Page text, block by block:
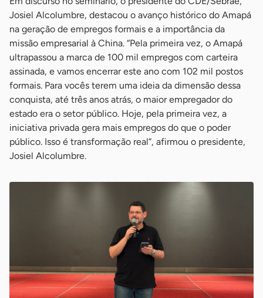
Josiel Alcolumbre, destacou o avanço histórico do Amapá
na geração de empregos formais e a importância da
missão empresarial à China. “Pela primeira vez, o Amapá
ultrapassou a marca de 100 mil empregos com carteira
assinada, e vamos encerrar este ano com 102 mil postos
formais. Para vocês terem uma ideia da dimensão dessa
conquista, até três anos atrás, o maior empregador do
estado era o setor público. Hoje, pela primeira vez, a
iniciativa privada gera mais empregos do que o poder
público. Isso é transformação real”, afirmou o presidente,
Josiel Alcolumbre.